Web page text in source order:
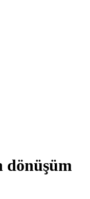
dönüşüm